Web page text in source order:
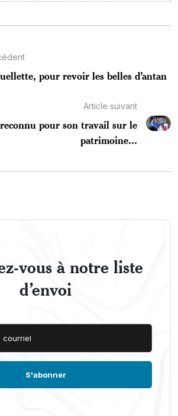
pour revoir les belles d’antan
Article suivant
pour son travail sur le
patrimoine...
vous à notre liste
d’envoi